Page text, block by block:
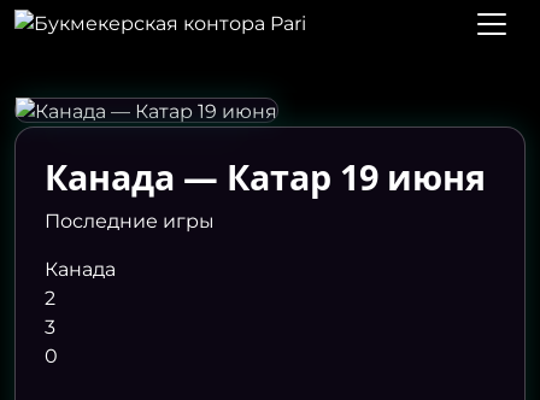
Канада — Катар 19 июня
Последние игры
Канада
2
3
0